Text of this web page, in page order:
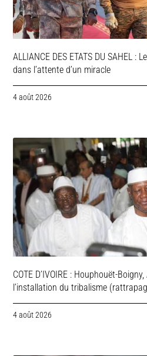
ALLIANCE DES ETATS DU SAHEL :
dans l’attente d’un miracle
4 août 2026
COTE D’IVOIRE : Houphouët-
l’installation du tribalisme
4 août 2026